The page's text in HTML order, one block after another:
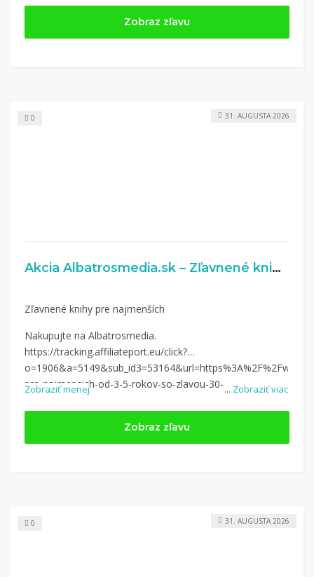
Zobraz zľavu
0
Akcia Albatrosmedia.sk – Zľavnené knihy pre najmenších
... Zobraziť viac
Zľavnené knihy pre najmenších
Nakupujte na Albatrosmedia.
https://tracking.affiliateport.eu/click?
pre-najmensich-od-3-5-rokov-so-zlavou-30-
Zobraziť menej
31. AUGUSTA 2026
Zobraz zľavu
0 31. AUGUSTA 2026